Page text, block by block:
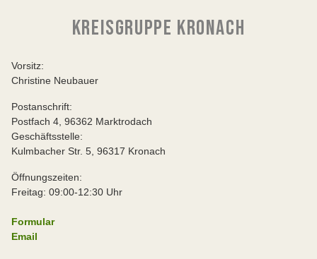
KREISGRUPPE KRONACH
Vorsitz:
Christine Neubauer
Postanschrift:
Postfach 4, 96362 Marktrodach
Geschäftsstelle:
Kulmbacher Str. 5, 96317 Kronach
Öffnungszeiten:
Freitag: 09:00-12:30 Uhr
Formular
Email